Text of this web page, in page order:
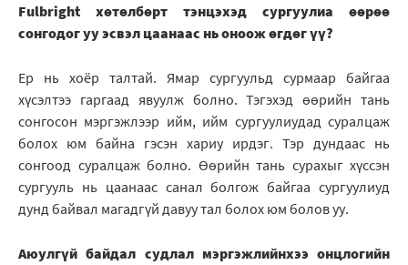
Fulbright хөтөлбөрт тэнцэхэд сургуулиа өөрөө
сонгодог уу эсвэл цаанаас нь оноож өгдөг үү?
Ер нь хоёр талтай. Ямар сургуульд сурмаар байгаа
хүсэлтээ гаргаад явуулж болно. Тэгэхэд өөрийн тань
сонгосон мэргэжлээр ийм, ийм сургуулиудад суралцаж
болох юм байна гэсэн хариу ирдэг. Тэр дундаас нь
сонгоод суралцаж болно. Өөрийн тань сурахыг хүссэн
сургууль нь цаанаас санал болгож байгаа сургуулиуд
дунд байвал магадгүй давуу тал болох юм болов уу.
Аюулгүй байдал судлал мэргэжлийнхээ онцлогийн